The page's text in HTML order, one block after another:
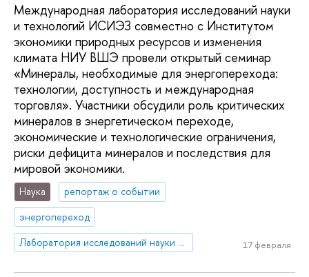
Международная лаборатория исследований науки
и технологий ИСИЭЗ совместно с Институтом
экономики природных ресурсов и изменения
климата НИУ ВШЭ провели открытый семинар
«Минералы, необходимые для энергоперехода:
технологии, доступность и международная
торговля». Участники обсудили роль критических
минералов в энергетическом переходе,
экономические и технологические ограничения,
риски дефицита минералов и последствия для
мировой экономики.
Наука
репортаж о событии
энергопереход
Лаборатория исследований науки и технологий
17 февраля